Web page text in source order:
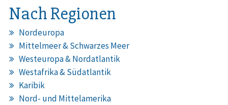
Nach Regionen
Nordeuropa
Mittelmeer & Schwarzes Meer
Westeuropa & Nordatlantik
Westafrika & Südatlantik
Karibik
Nord- und Mittelamerika